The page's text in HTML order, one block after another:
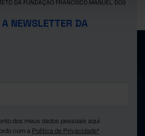
100,0 100,0 -
DA FUNDAÇÃO FRANCISCO MANUEL DOS
NEWSLETTER DA
dos meus dados pessoais aqui
com a Política de Privacidade*